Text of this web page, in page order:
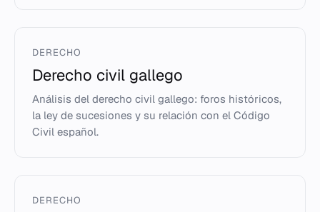
DERECHO
Derecho civil gallego
Análisis del derecho civil gallego: foros históricos,
la ley de sucesiones y su relación con el Código
Civil español.
DERECHO